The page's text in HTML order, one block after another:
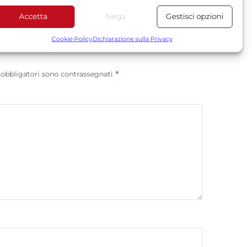
Funzionalità Sempre attivo
Abbinare e combinare dati provenienti da altre fonti di dati,
Accetta Nega Gestisci opzioni
Cookie PolicyDichiarazione sulla Privacy
sono contrassegnati *